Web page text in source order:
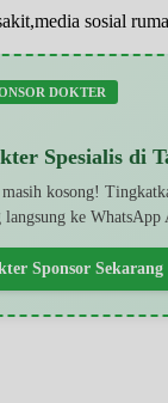
sosial
DOKTER
Spesialis di
kosong!
ke WhatsApp
Sponsor Sekarang